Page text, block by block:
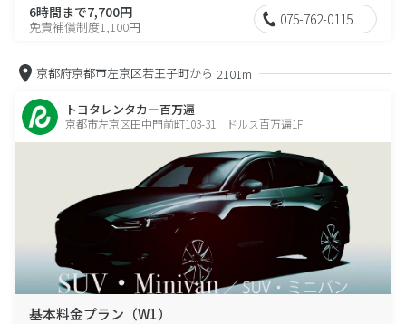
6時間まで7,700円
免責補償制度1,100円 075-762-0115
京都府京都市左京区若王子町から 2101m
トヨタレンタカー百万遍
京都市左京区田中門前町103-31 ドルス百万遍1F
基本料金プラン（W1）